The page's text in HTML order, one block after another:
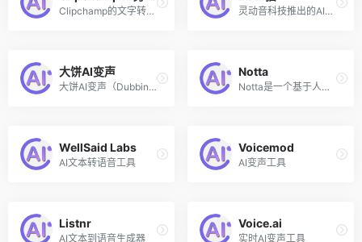
Clipchamp的文字转语音生成器 灵动音科技推出的AI智能生成BGM音乐
大饼AI变声
大饼AI变声（Dubbing.tech）是一款功能强大、免费专业的实时语音变声软件，是国内首款基于AI深度学习的声音引擎，并且支持全场景切入，兼容和支持多种游戏以及语音客户端。大饼AI变声的音色丰富，有数百种音色可供选择，每期提供免费的变声音色。除了实时变声，大饼声音引擎SaaS版还提供了文字转语音、声音克隆、声音定制、声音转换等功能，全方位地满足对多元声音的需求。
Notta
Notta是一个基于人工智能的语音转文本转录工具，支持104种语言。Notta适用于任何现代设备，如PC、智能手机和平板电脑，你可以通过录制音频或上传文件来体验其自动转录功能。使用Notta制作会议记录和撰写采访文章，让你的工作更轻松。
WellSaid Labs
AI文本转语音工具
Voicemod
AI变声工具
Listnr
AI文本到语音生成器
Voice.ai
实时AI变声工具